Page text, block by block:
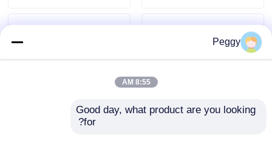
اطلب اقتباس
بت التوجيه المستقيم
Peggy
8:55 AM
Good day, what product are you looking
for?